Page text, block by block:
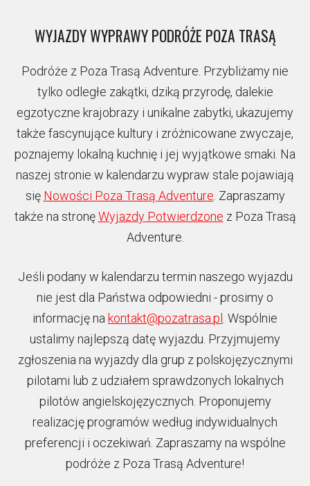
WYJAZDY WYPRAWY PODRÓŻE POZA TRASĄ
Podróże z Poza Trasą Adventure. Przybliżamy nie
tylko odległe zakątki, dziką przyrodę, dalekie
egzotyczne krajobrazy i unikalne zabytki, ukazujemy
także fascynujące kultury i zróżnicowane zwyczaje,
poznajemy lokalną kuchnię i jej wyjątkowe smaki. Na
naszej stronie w kalendarzu wypraw stale pojawiają
się Nowości Poza Trasą Adventure . Zapraszamy
także na stronęWyjazdy Potwierdzone z Poza Trasą
Adventure.
Jeśli podany w kalendarzu termin naszego wyjazdu
nie jest dla Państwa odpowiedni - prosimy o
informację na kontakt@pozatrasa.pl . Wspólnie
ustalimy najlepszą datę wyjazdu. Przyjmujemy
zgłoszenia na wyjazdy dla grup z polskojęzycznymi
pilotami lub z udziałem sprawdzonych lokalnych
pilotów angielskojęzycznych. Proponujemy
realizację programów według indywidualnych
preferencji i oczekiwań. Zapraszamy na wspólne
podróże z Poza Trasą Adventure!